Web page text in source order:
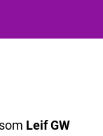
Leif GW